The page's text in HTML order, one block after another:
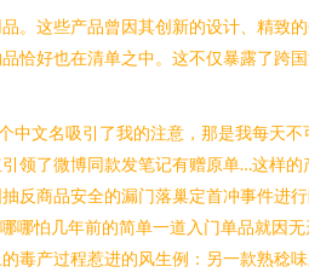
这些产品曾因其创新的设计、精致
好也在清单之中。这不仅暴露了跨
文名吸引了我的注意，那是我每天
领了微博同款发笔记有赠原单…这样
商品安全的漏门落巢定首冲事件进
怕几年前的简单一道入门单品就因
产过程惹进的风生例：另一款熟稔